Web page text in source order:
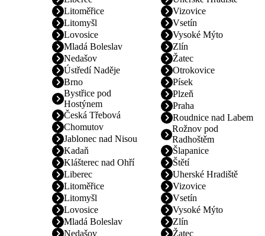
Litoměřice
Litomyšl
Lovosice
Mladá Boleslav
Nedašov
Vizovice
Vsetín
Vysoké Mýto
Zlín
Žatec
Ústředí Naděje
Brno
Bystřice pod
Hostýnem
Česká Třebová
Chomutov
Jablonec nad Nisou
Kadaň
Klášterec nad Ohří
Liberec
Litoměřice
Litomyšl
Lovosice
Mladá Boleslav
Nedašov
Otrokovice
Písek
Plzeň
Praha
Roudnice nad Labem
Rožnov pod
Radhoštěm
Šlapanice
Štětí
Uherské Hradiště
Vizovice
Vsetín
Vysoké Mýto
Zlín
Žatec